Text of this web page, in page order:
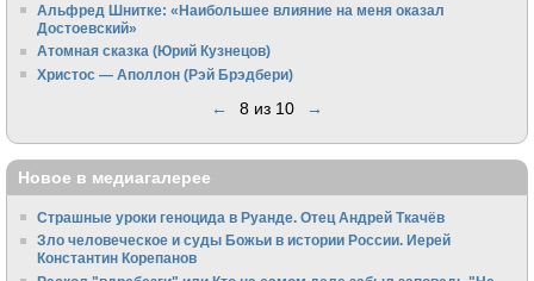
Альфред Шнитке: «Наибольшее влияние на меня оказал
Достоевский»
Атомная сказка (Юрий Кузнецов)
Христос — Аполлон (Рэй Брэдбери)
← 8 из 10 →
Новое в медиагалерее
Страшные уроки геноцида в Руанде. Отец Андрей Ткачёв
Зло человеческое и суды Божьи в истории России. Иерей
Константин Корепанов